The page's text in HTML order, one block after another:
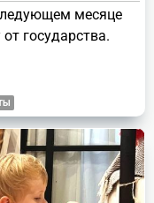
месяце
государства.